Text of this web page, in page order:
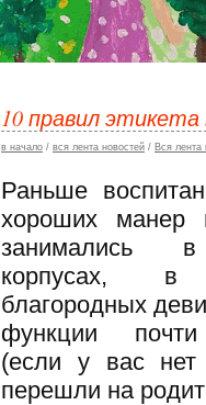
10 правил
в начало / вся лента новостей / Вся лента
Раньше
хороших манер
занимались в
корпусах, в
благородных
функции
(если у вас нет
перешли на